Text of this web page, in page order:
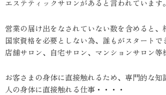
エステティックサロンがあると言われています。
営業の届け出をなされていない数を含めると、
国家資格を必要としない為、誰もがスタートで
店舗サロン、自宅サロン、マンションサロン等
お客さまの身体に直接触れるため、専門的な
人の身体に直接触れる仕事・・・・